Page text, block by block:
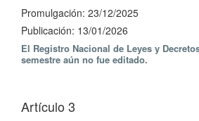
Promulgación: 23/12/2025
Publicación: 13/01/2026
El Registro Nacional de Leyes y
semestre aún no fue editado.
Artículo 3